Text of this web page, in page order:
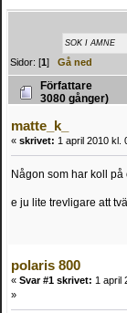
Sidor: [1]Gå ned
Författare
3080 gånger)
matte_k_
« skrivet: 1 april 2010 kl.
Någon som har koll
e ju lite trevligare att
polaris 800
« Svar #1 skrivet: 1 april
»